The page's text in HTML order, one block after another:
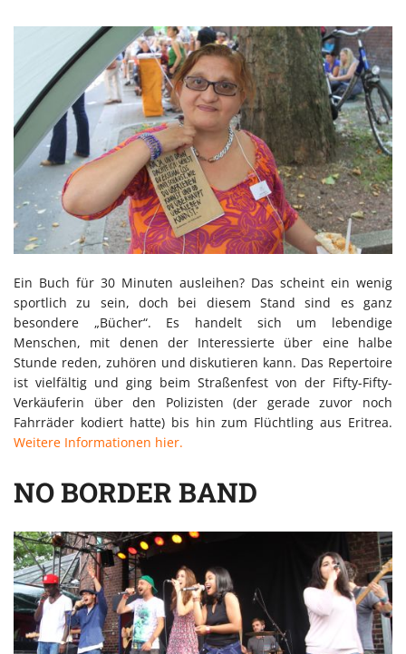
Ein Buch für 30 Minuten ausleihen? Das scheint ein wenig
sportlich zu sein, doch bei diesem Stand sind es ganz
besondere „Bücher“. Es handelt sich um lebendige
Menschen, mit denen der Interessierte über eine halbe
Stunde reden, zuhören und diskutieren kann. Das Repertoire
ist vielfältig und ging beim Straßenfest von der Fifty-Fifty-
Verkäuferin über den Polizisten (der gerade zuvor noch
Fahrräder kodiert hatte) bis hin zum Flüchtling aus Eritrea.
Weitere Informationen hier.
NO BORDER BAND